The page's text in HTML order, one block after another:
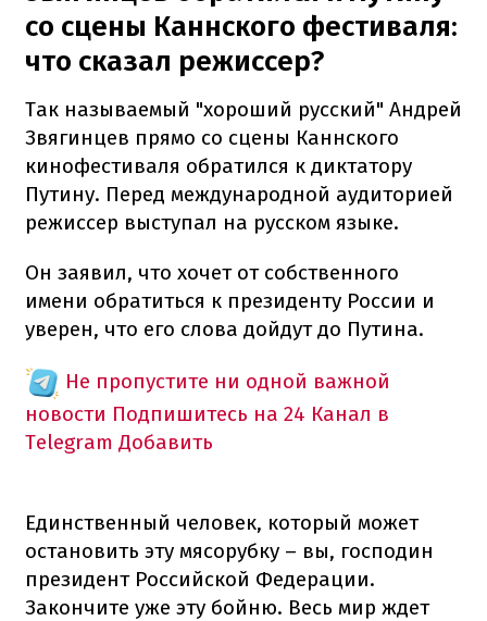
со сцены Каннского фестиваля:
что сказал режиссер?
Так называемый "хороший русский" Андрей
Звягинцев прямо со сцены Каннского
кинофестиваля обратился к диктатору
Путину. Перед международной аудиторией
режиссер выступал на русском языке.
Он заявил, что хочет от собственного
имени обратиться к президенту России и
уверен, что его слова дойдут до Путина.
Не пропустите ни одной важной
новости Подпишитесь на 24 Канал в
Telegram Добавить
Единственный человек, который может
остановить эту мясорубку – вы, господин
президент Российской Федерации.
Закончите уже эту бойню. Весь мир ждет